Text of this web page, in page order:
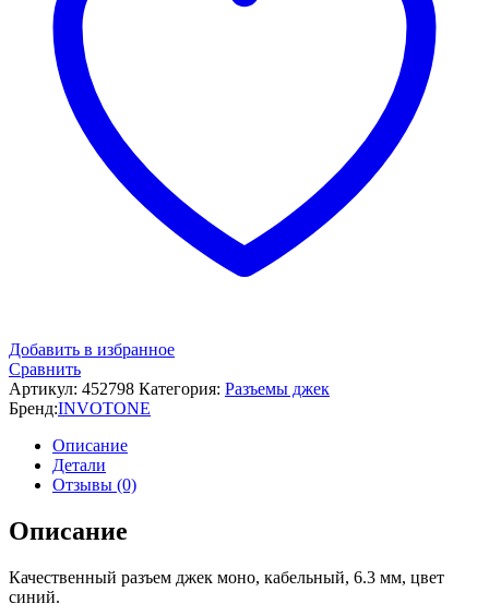
Добавить в избранное
Сравнить
Артикул: 452798 Категория: Разъемы джек
Бренд:INVOTONE
Описание
Детали
Отзывы (0)
Описание
Качественный разъем джек моно, кабельный, 6.3 мм, цвет
синий.